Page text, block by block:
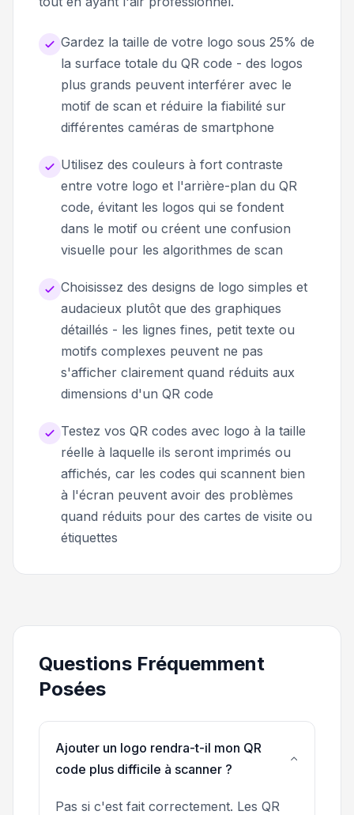
Gardez la taille de votre logo sous 25% de
la surface totale du QR code - des logos
plus grands peuvent interférer avec le
motif de scan et réduire la fiabilité sur
différentes caméras de smartphone
Utilisez des couleurs à fort contraste
entre votre logo et l'arrière-plan du QR
code, évitant les logos qui se fondent
dans le motif ou créent une confusion
visuelle pour les algorithmes de scan
Choisissez des designs de logo simples et
audacieux plutôt que des graphiques
détaillés - les lignes fines, petit texte ou
motifs complexes peuvent ne pas
s'afficher clairement quand réduits aux
dimensions d'un QR code
Testez vos QR codes avec logo à la taille
réelle à laquelle ils seront imprimés ou
affichés, car les codes qui scannent bien
à l'écran peuvent avoir des problèmes
quand réduits pour des cartes de visite ou
étiquettes
Questions Fréquemment
Posées
Ajouter un logo rendra-t-il mon QR
code plus difficile à scanner ?
Pas si c'est fait correctement. Les QR